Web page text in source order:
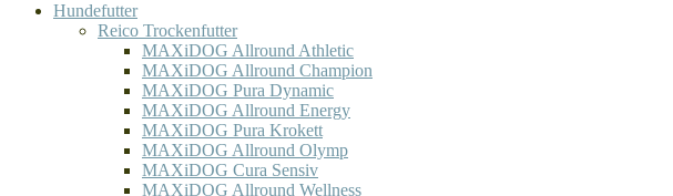
Hundefutter
Reico Trockenfutter
MAXiDOG Allround Athletic
MAXiDOG Allround Champion
MAXiDOG Pura Dynamic
MAXiDOG Allround Energy
MAXiDOG Pura Krokett
MAXiDOG Allround Olymp
MAXiDOG Cura Sensiv
MAXiDOG Allround Wellness